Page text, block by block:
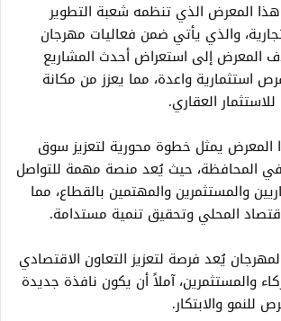
المعرض الذي تنظمه شعبة التطوير
والذي يأتي ضمن فعاليات مهرجان
ويهدف المعرض إلى استعراض أحدث المشاريع
استثمارية واعدة، مما يعزز من مكانة
العقاري.
المعرض يمثل خطوة محورية لتعزيز سوق
في المحافظة، حيث يُعد منصة مهمة للتواصل
والمستثمرين والمهتمين بالقطاع، مما
المحلي وتحقيق تنمية مستدامة.
يُعد فرصة لتعزيز التعاون الاقتصادي
والمستثمرين، آملاً أن يكون نافذة جديدة
للنمو والابتكار.